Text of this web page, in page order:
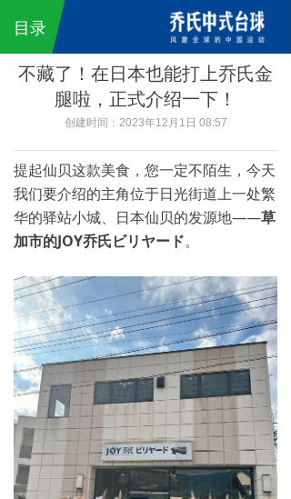
目录
끀
ꀇ 乔氏中式台球
公司简介
乔氏愿景
乔氏百科
乔氏匠人
Q8 Pro琥珀金
Q8球桌
Q7球桌
Q3+球桌
海外赛事
不藏了！在日本也能打上乔氏金
腿啦，正式介绍一下！
创建时间： 2023年12月1日 08:57
提起仙贝这款美食，您一定不陌生，今天
我们要介绍的主角位于日光街道上一处繁
华的驿站小城、日本仙贝的发源地——草
加市的JOY乔氏ビリヤード。